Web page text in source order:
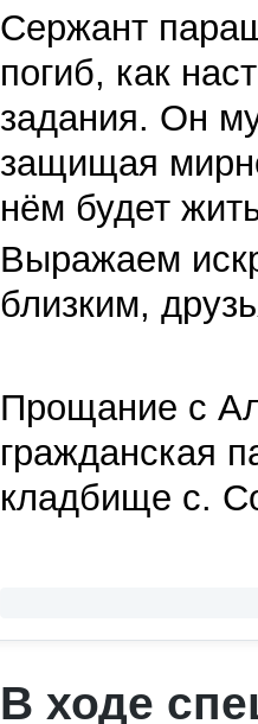
Сержант
погиб, как
задания. Он
защищая
нём будет
Выражаем
близким,
Прощание с
гражданская
кладбище с.
В ходе